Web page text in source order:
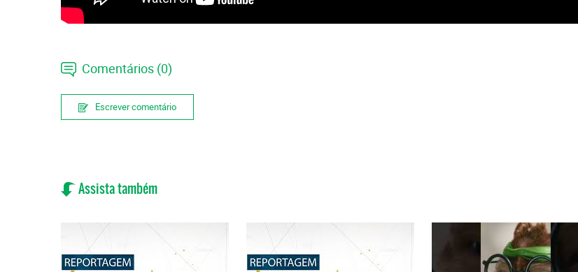
Comentários (0)
Escrever comentário
Assista também